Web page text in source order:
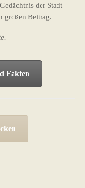
der Stadt
großen Beitrag.
Fakten